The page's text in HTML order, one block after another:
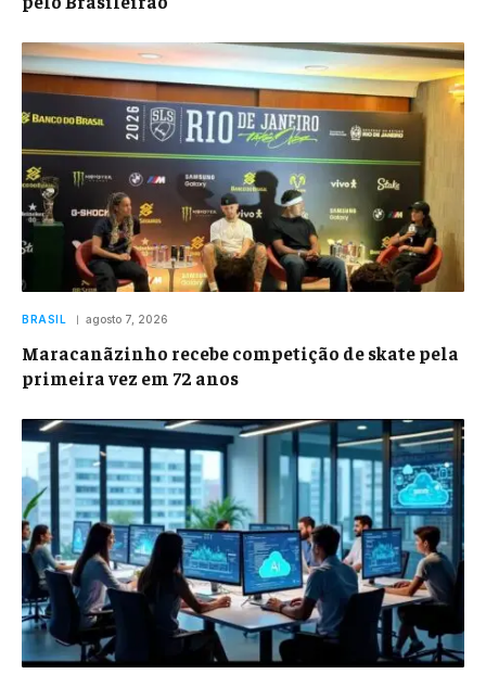
BRASIL agosto 7, 2026
Maracanãzinho recebe competição de skate pela
primeira vez em 72 anos